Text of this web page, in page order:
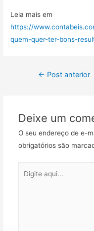
Leia mais em
https://
quem-quer-ter-bons-
← Post anterior
Deixe um
O seu endereço de e-
obrigatórios são